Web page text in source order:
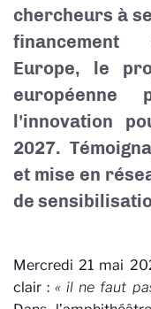
chercheurs à
Europe, le
l'innovation
2027.
et mise en
de
Mercredi 21 mai
clair :« il ne faut